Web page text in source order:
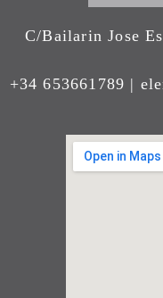
C/Bailarin Jose
+34 653661789 |